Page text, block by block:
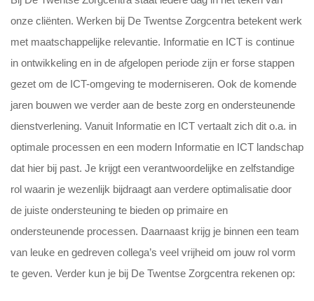
onze cliënten. Werken bij De Twentse Zorgcentra betekent werk
met maatschappelijke relevantie. Informatie en ICT is continue
in ontwikkeling en in de afgelopen periode zijn er forse stappen
gezet om de ICT-omgeving te moderniseren. Ook de komende
jaren bouwen we verder aan de beste zorg en ondersteunende
dienstverlening. Vanuit Informatie en ICT vertaalt zich dit o.a. in
optimale processen en een modern Informatie en ICT landschap
dat hier bij past. Je krijgt een verantwoordelijke en zelfstandige
rol waarin je wezenlijk bijdraagt aan verdere optimalisatie door
de juiste ondersteuning te bieden op primaire en
ondersteunende processen. Daarnaast krijg je binnen een team
van leuke en gedreven collega’s veel vrijheid om jouw rol vorm
te geven. Verder kun je bij De Twentse Zorgcentra rekenen op: